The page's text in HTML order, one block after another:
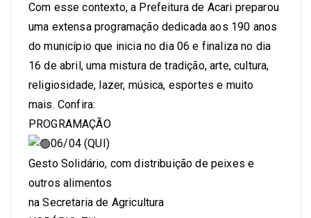
Com esse contexto, a Prefeitura de Acari preparou
uma extensa programação dedicada aos 190 anos
do município que inicia no dia 06 e finaliza no dia
16 de abril, uma mistura de tradição, arte, cultura,
religiosidade, lazer, música, esportes e muito
mais. Confira:
PROGRAMAÇÃO
06/04 (QUI)
Gesto Solidário, com distribuição de peixes e
outros alimentos
na Secretaria de Agricultura